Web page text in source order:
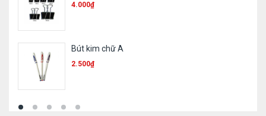
15.000
Giấy giới thiệu
6.000₫